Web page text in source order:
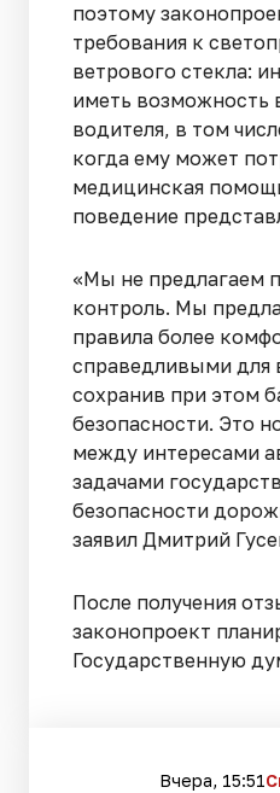
поэтому
требования к
ветрового стекла:
иметь возможность
водителя, в том
когда ему может
медицинская
поведение
«Мы не предлагаем
контроль. Мы
правила более
справедливыми для
сохранив при этом
безопасности. Это
между интересами
задачами
безопасности
заявил Дмитрий
После получения
законопроект
Государственную
Вчера, 15:51